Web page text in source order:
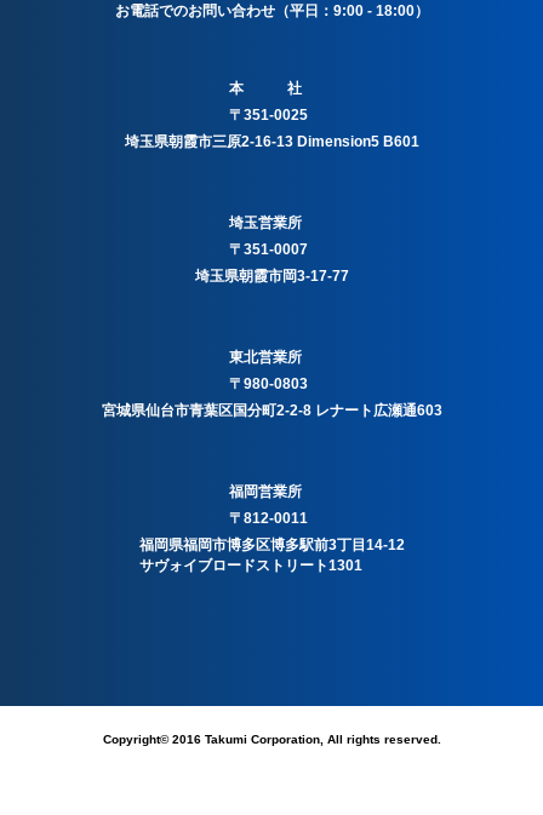
本 社
〒351-0025
埼玉県朝霞市三原2-16-13 Dimension5 B601
埼玉営業所
〒351-0007
埼玉県朝霞市岡3-17-77
東北営業所
〒980-0803
宮城県仙台市青葉区国分町2-2-8 レナート広瀬通603
福岡営業所
〒812-0011
福岡県福岡市博多区博多駅前3丁目14-12
サヴォイブロードストリート1301
お電話でのお問い合わせ（平日：9:00 - 18:00）
Copyright© 2016 Takumi Corporation, All rights reserved.